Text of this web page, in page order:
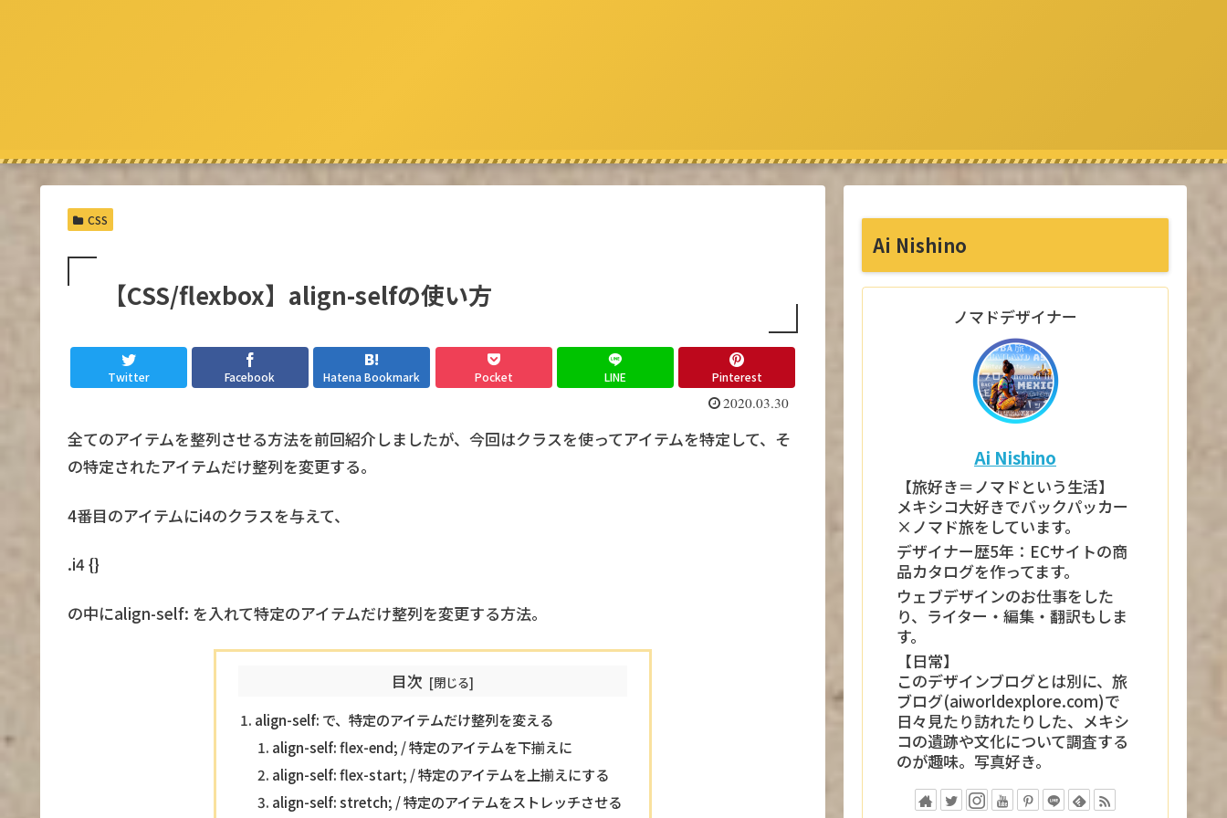
CSS
【CSS/flexbox】align-selfの使い方
Twitter Facebook Hatena Bookmark Pocket LINE Pinterest
2020.03.30
全てのアイテムを整列させる方法を前回紹介しましたが、今回はクラスを使ってアイテムを特定して、そ
の特定されたアイテムだけ整列を変更する。
4番目のアイテムにi4のクラスを与えて、
.i4 {}
の中にalign-self: を入れて特定のアイテムだけ整列を変更する方法。
目次
align-self: で、特定のアイテムだけ整列を変える
align-self: flex-end; / 特定のアイテムを下揃えに
align-self: flex-start; / 特定のアイテムを上揃えにする
align-self: stretch; / 特定のアイテムをストレッチさせる
Ai Nishino
ノマドデザイナー
Ai Nishino
【旅好き＝ノマドという生活】
メキシコ大好きでバックパッカー
×ノマド旅をしています。
デザイナー歴5年：ECサイトの商
品カタログを作ってます。
ウェブデザインのお仕事をした
り、ライター・編集・翻訳もしま
す。
【日常】
このデザインブログとは別に、旅
ブログ(aiworldexplore.com)で
日々見たり訪れたりした、メキシ
コの遺跡や文化について調査する
のが趣味。写真好き。